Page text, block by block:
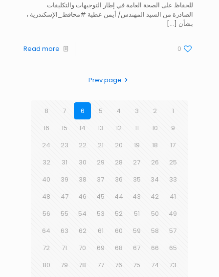
للحفاظ على الصحة العامة في إطار التوجيهات والتكليفات
الصادرة من السيد المهندس/ أيمن عطية #محافظ_الإسكندرية ،
بشأن […]
0
Read more
Prev page
1
2
3
4
5
6
7
8
9
10
11
12
13
14
15
16
17
18
19
20
21
22
23
24
25
26
27
28
29
30
31
32
33
34
35
36
37
38
39
40
41
42
43
44
45
46
47
48
49
50
51
52
53
54
55
56
57
58
59
60
61
62
63
64
65
66
67
68
69
70
71
72
73
74
75
76
77
78
79
80